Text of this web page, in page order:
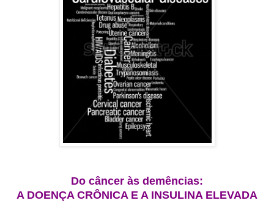
Do câncer às demências:
A DOENÇA CRÔNICA E A INSULINA ELEVADA